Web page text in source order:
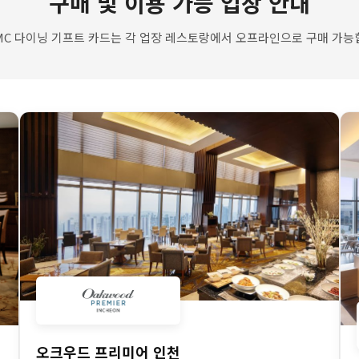
다이닝 기프트 카드는 각 업장 레스토랑에서 오프라인으로 구매 가능
오크우드 프리미어 인천